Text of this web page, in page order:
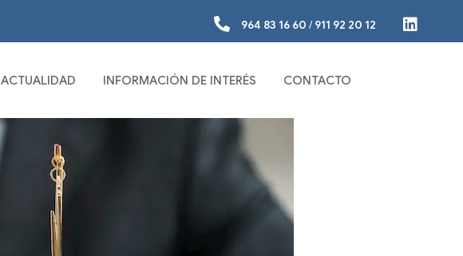
964 83 16 60 / 911 92 20 12
ACTUALIDAD INFORMACIÓN DE INTERÉS CONTACTO